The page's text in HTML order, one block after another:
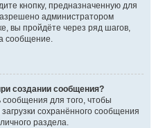
кнопку, предназначенную для
администратором
вы пройдёте через ряд шагов,
сообщение.
создании сообщения?
сообщения для того, чтобы
сохранённого сообщения
раздела.